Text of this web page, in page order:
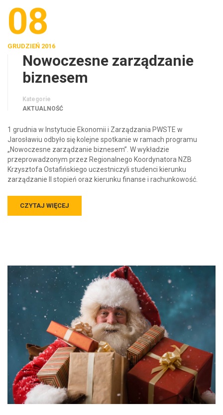
08
GRUDZIEŃ 2016
Nowoczesne zarządzanie
biznesem
Kategorie
AKTUALNOŚĆ
1 grudnia w Instytucie Ekonomii i Zarządzania PWSTE w
Jarosławiu odbyło się kolejne spotkanie w ramach programu
„Nowoczesne zarządzanie biznesem”. W wykładzie
przeprowadzonym przez Regionalnego Koordynatora NZB
Krzysztofa Ostafińskiego uczestniczyli studenci kierunku
zarządzanie II stopień oraz kierunku finanse i rachunkowość.
CZYTAJ WIĘCEJ